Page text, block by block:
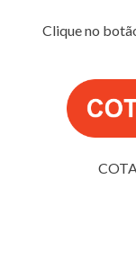
Clique no